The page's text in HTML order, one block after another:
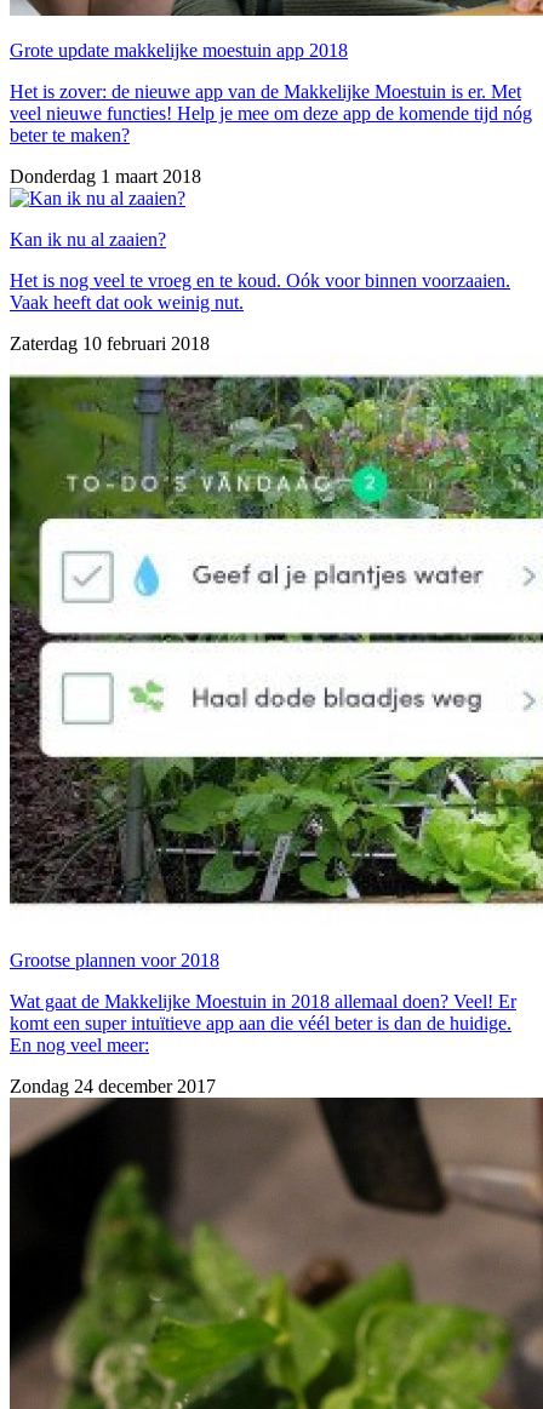
Grote update makkelijke moestuin app 2018
Het is zover: de nieuwe app van de Makkelijke Moestuin is er. Met
veel nieuwe functies! Help je mee om deze app de komende tijd nóg
beter te maken?
Donderdag 1 maart 2018
Kan ik nu al zaaien?
Het is nog veel te vroeg en te koud. Oók voor binnen voorzaaien.
Vaak heeft dat ook weinig nut.
Zaterdag 10 februari 2018
Grootse plannen voor 2018
Wat gaat de Makkelijke Moestuin in 2018 allemaal doen? Veel! Er
komt een super intuïtieve app aan die véél beter is dan de huidige.
En nog veel meer:
Zondag 24 december 2017